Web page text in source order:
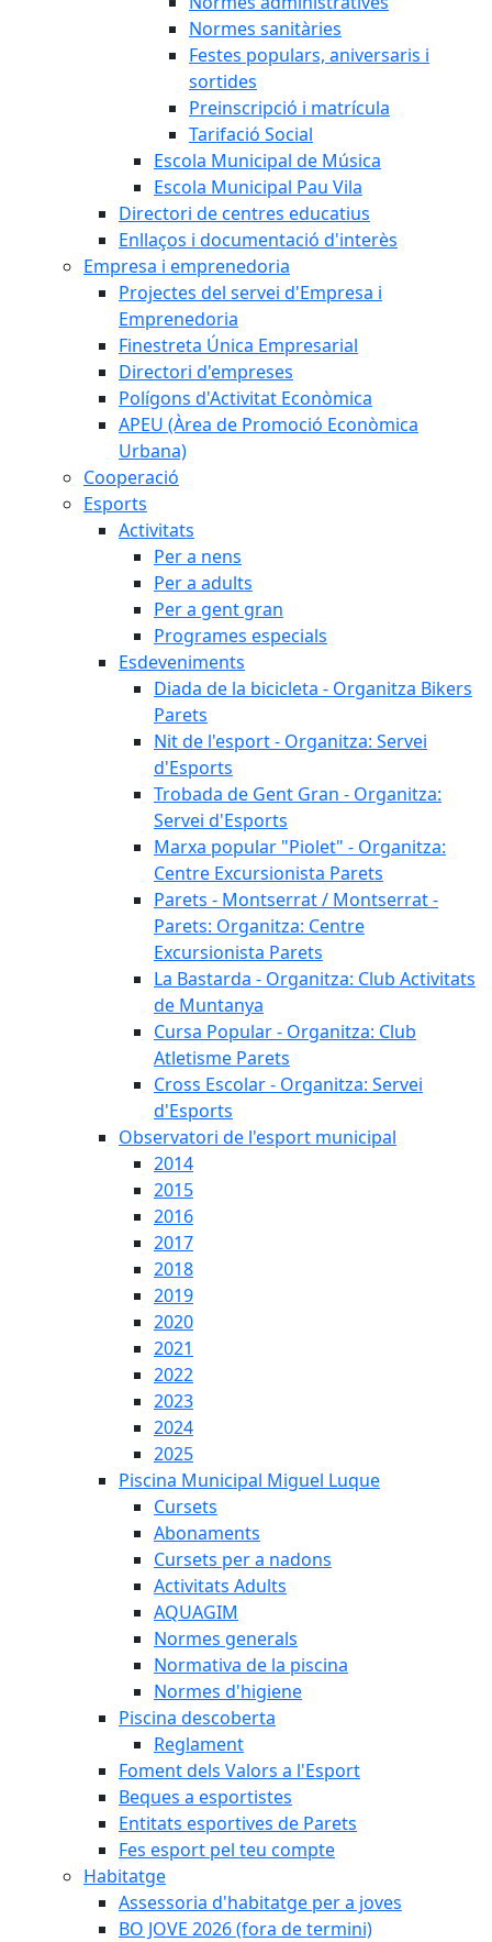
Normes sanitàries
Festes populars, aniversaris i
sortides
Preinscripció i matrícula
Tarifació Social
Escola Municipal de Música
Escola Municipal Pau Vila
Directori de centres educatius
Enllaços i documentació d'interès
Empresa i emprenedoria
Projectes del servei d'Empresa i
Emprenedoria
Finestreta Única Empresarial
Directori d'empreses
Polígons d'Activitat Econòmica
APEU (Àrea de Promoció Econòmica
Urbana)
Cooperació
Esports
Activitats
Per a nens
Per a adults
Per a gent gran
Programes especials
Esdeveniments
Diada de la bicicleta - Organitza Bikers
Parets
Nit de l'esport - Organitza: Servei
d'Esports
Trobada de Gent Gran - Organitza:
Servei d'Esports
Marxa popular "Piolet" - Organitza:
Centre Excursionista Parets
Parets - Montserrat / Montserrat -
Parets: Organitza: Centre
Excursionista Parets
La Bastarda - Organitza: Club Activitats
de Muntanya
Cursa Popular - Organitza: Club
Atletisme Parets
Cross Escolar - Organitza: Servei
d'Esports
Observatori de l'esport municipal
2014
2015
2016
2017
2018
2019
2020
2021
2022
2023
2024
2025
Piscina Municipal Miguel Luque
Cursets
Abonaments
Cursets per a nadons
Activitats Adults
AQUAGIM
Normes generals
Normativa de la piscina
Normes d'higiene
Piscina descoberta
Reglament
Foment dels Valors a l'Esport
Beques a esportistes
Entitats esportives de Parets
Fes esport pel teu compte
Habitatge
Assessoria d'habitatge per a joves
BO JOVE 2026 (fora de termini)